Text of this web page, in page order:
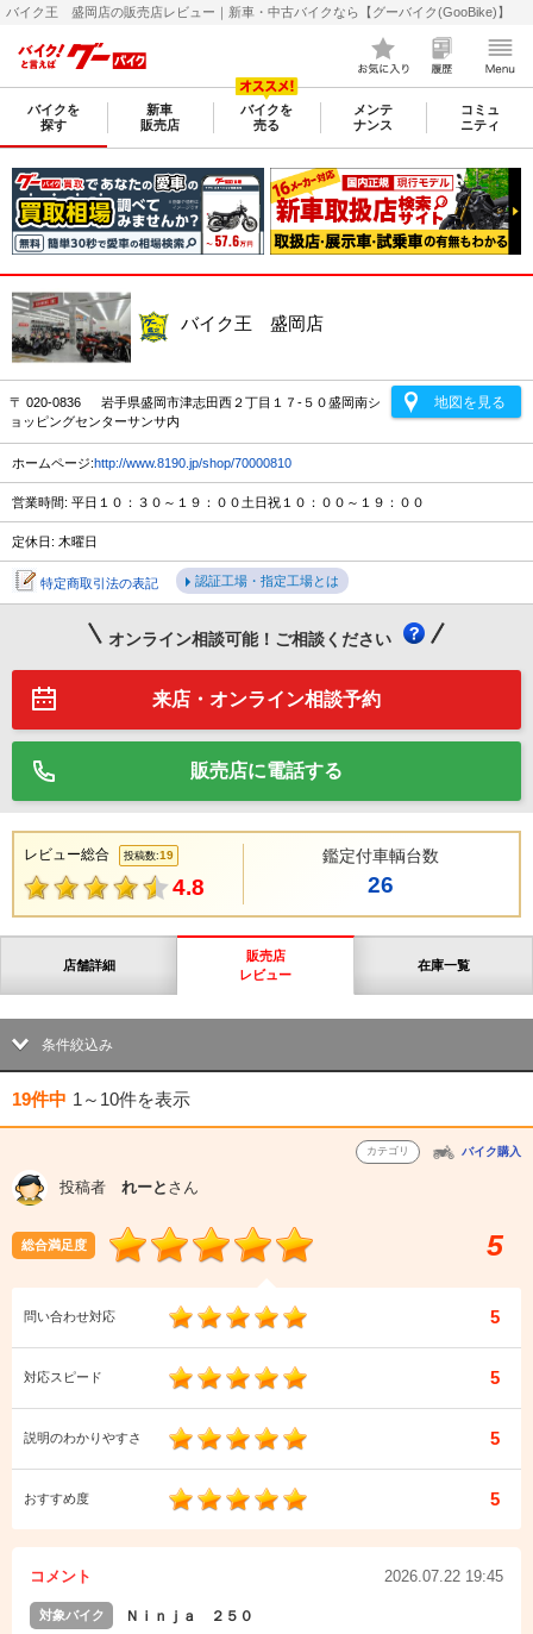
バイク王 盛岡店の販売店レビュー｜新車・中古バイクなら【グーバイク(GooBike)】
バイクを
探す
新車
販売店
バイクを
売る
メンテ
ナンス
コミュ
ニティ
バイク王 盛岡店
〒 020-0836 岩手県盛岡市津志田西２丁目１７-５０盛岡南シ
ョッピングセンターサンサ内
地図を見る
ホームページ:http://www.8190.jp/shop/70000810
営業時間: 平日１０：３０～１９：００土日祝１０：００～１９：００
定休日: 木曜日
特定商取引法の表記 認証工場・指定工場とは
オンライン相談可能！ご相談ください
来店・オンライン相談予約
販売店に電話する
レビュー総合 投稿数:19
4.8
鑑定付車輌台数
26
店舗詳細
販売店
レビュー
在庫一覧
条件絞込み
19件中 1～10件を表示
カテゴリ バイク購入
投稿者 れーと さん
総合満足度 5
問い合わせ対応 5
対応スピード 5
説明のわかりやすさ 5
おすすめ度 5
コメント 2026.07.22 19:45
対象バイク Ｎｉｎｊａ ２５０